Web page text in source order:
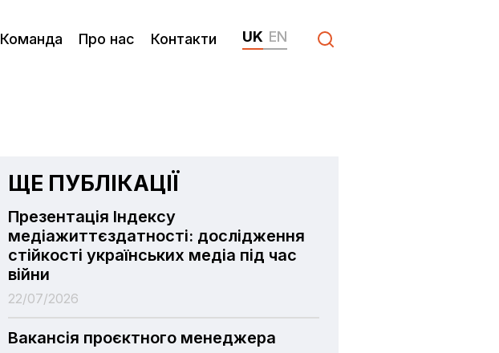
Команда Про нас Контакти UK EN
ЩЕ ПУБЛІКАЦІЇ
Презентація Індексу
медіажиттєздатності: дослідження
стійкості українських медіа під час
війни
22/07/2026
Вакансія проєктного менеджера